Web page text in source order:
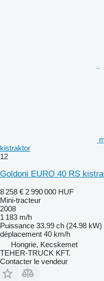
kistraktor
12
Goldoni EURO 40 RS
8 258 € 2 990 000 HUF
Mini-tracteur
2008
1 183 m/h
Puissance 33.99 ch (24.98 kW)
déplacement 40 km/h
Hongrie, Kecskemet
TEHER-TRUCK KFT.
Contacter le vendeur